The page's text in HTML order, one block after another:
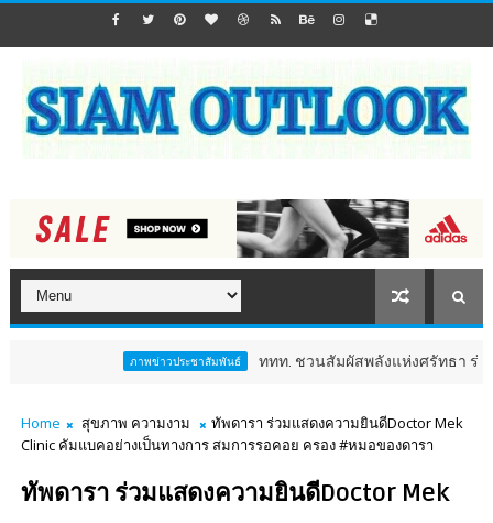
ภาพข่าวประชาสัมพันธ์ ททท. ชวนสัมผัสพลังแห่งศรัทธา ร่วมงาน "ห่มผ้า
Home สุขภาพ ความงาม
ทัพดารา ร่วมแสดงความยินดีDoctor Mek
Clinic คัมแบคอย่างเป็นทางการ สมการรอคอย ครอง #หมอของดารา
ทัพดารา ร่วมแสดงความยินดีDoctor Mek